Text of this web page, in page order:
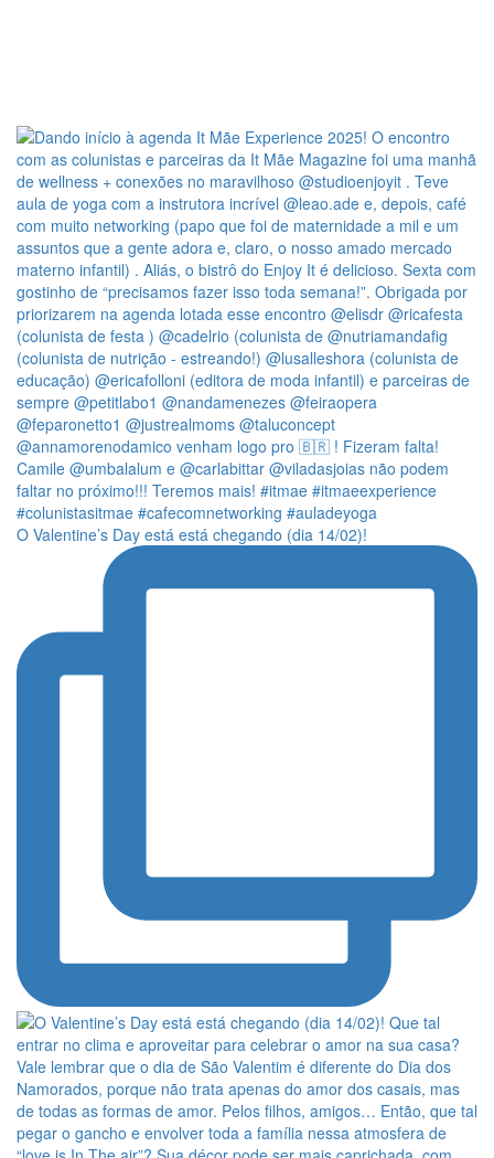
O Valentine’s Day está está chegando (dia 14/02)!